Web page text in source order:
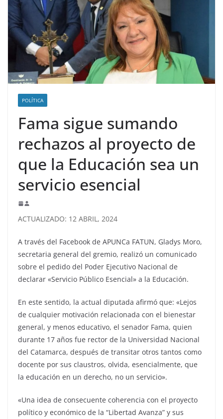
POLÍTICA
Fama sigue sumando
rechazos al proyecto de
que la Educación sea un
servicio esencial
ACTUALIZADO: 12 ABRIL, 2024
A través del Facebook de APUNCa FATUN, Gladys Moro,
secretaria general del gremio, realizó un comunicado
sobre el pedido del Poder Ejecutivo Nacional de
declarar «Servicio Público Esencial» a la Educación.
En este sentido, la actual diputada afirmó que: «Lejos
de cualquier motivación relacionada con el bienestar
general, y menos educativo, el senador Fama, quien
durante 17 años fue rector de la Universidad Nacional
del Catamarca, después de transitar otros tantos como
docente por sus claustros, olvida, esencialmente, que
la educación en un derecho, no un servicio».
«Una idea de consecuente coherencia con el proyecto
político y económico de la “Libertad Avanza” y sus